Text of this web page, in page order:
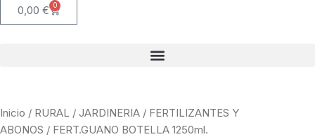
0,00 € 0
Carrito
Inicio / RURAL / JARDINERIA / FERTILIZANTES Y
ABONOS / FERT.GUANO BOTELLA 1250ml.